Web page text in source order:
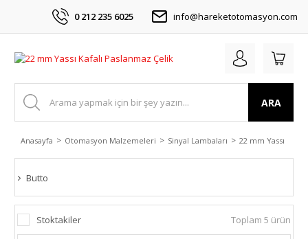
0 212 235 6025 info@hareketotomasyon.com
ARA
Anasayfa Otomasyon Malzemeleri Sinyal Lambaları 22 mm Yassı
Butto
Stoktakiler Toplam 5 ürün